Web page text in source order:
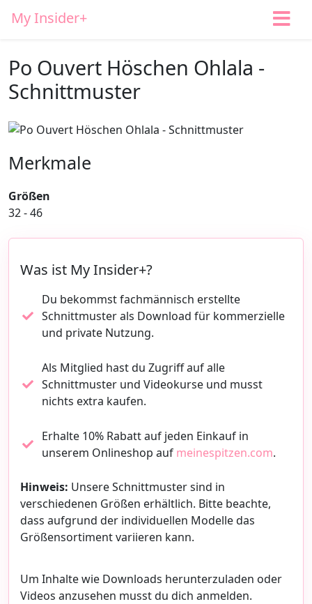
My Insider+
Po Ouvert Höschen Ohlala -
Schnittmuster
Merkmale
Größen
32 - 46
Was ist My Insider+?
Du bekommst fachmännisch erstellte
Schnittmuster als Download für kommerzielle
und private Nutzung.
Als Mitglied hast du Zugriff auf alle
Schnittmuster und Videokurse und musst
nichts extra kaufen.
Erhalte 10% Rabatt auf jeden Einkauf in
unserem Onlineshop auf meinespitzen.com.
Hinweis: Unsere Schnittmuster sind in
verschiedenen Größen erhältlich. Bitte beachte,
dass aufgrund der individuellen Modelle das
Größensortiment variieren kann.
Um Inhalte wie Downloads herunterzuladen oder
Videos anzusehen musst du dich anmelden.